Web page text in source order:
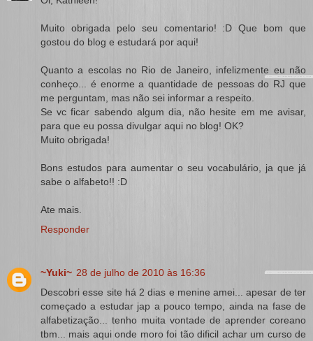
Muito obrigada pelo seu comentario! :D Que bom que
gostou do blog e estudará por aqui!
Quanto a escolas no Rio de Janeiro, infelizmente eu não
conheço... é enorme a quantidade de pessoas do RJ que
me perguntam, mas não sei informar a respeito.
Se vc ficar sabendo algum dia, não hesite em me avisar,
para que eu possa divulgar aqui no blog! OK?
Muito obrigada!
Bons estudos para aumentar o seu vocabulário, ja que já
sabe o alfabeto!! :D
Ate mais.
Responder
~Yuki~ 28 de julho de 2010 às 16:36
Descobri esse site há 2 dias e menine amei... apesar de ter
começado a estudar jap a pouco tempo, ainda na fase de
alfabetização... tenho muita vontade de aprender coreano
tbm... mais aqui onde moro foi tão dificil achar um curso de